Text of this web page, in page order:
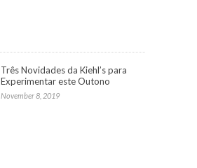
Três Novidades da Kiehl’s para
Experimentar este Outono
November 8, 2019